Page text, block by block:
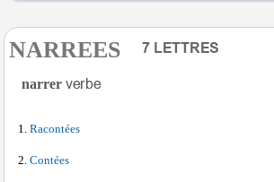
NARREES
narrer
Racontées
Contées